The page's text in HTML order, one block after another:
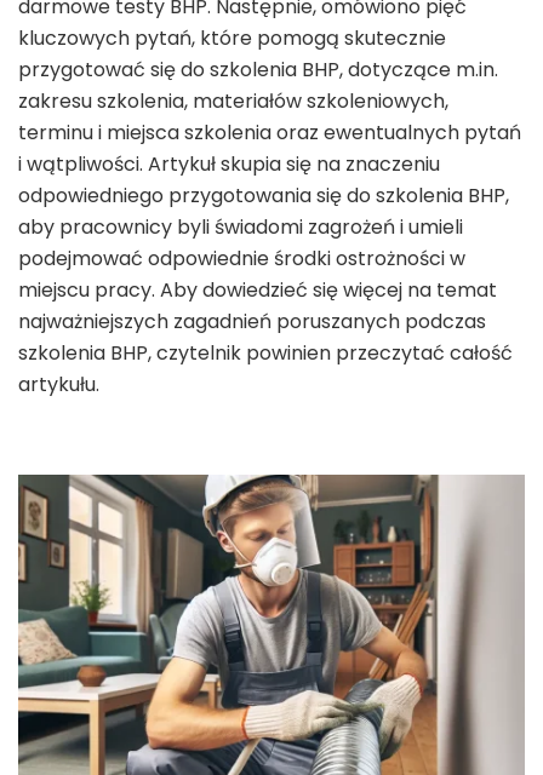
darmowe testy BHP. Następnie, omówiono pięć
kluczowych pytań, które pomogą skutecznie
przygotować się do szkolenia BHP, dotyczące m.in.
zakresu szkolenia, materiałów szkoleniowych,
terminu i miejsca szkolenia oraz ewentualnych pytań
i wątpliwości. Artykuł skupia się na znaczeniu
odpowiedniego przygotowania się do szkolenia BHP,
aby pracownicy byli świadomi zagrożeń i umieli
podejmować odpowiednie środki ostrożności w
miejscu pracy. Aby dowiedzieć się więcej na temat
najważniejszych zagadnień poruszanych podczas
szkolenia BHP, czytelnik powinien przeczytać całość
artykułu.